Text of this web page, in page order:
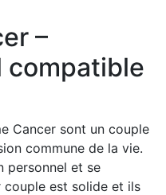
–
compatible
Cancer sont un couple
commune de la vie.
personnel et se
est solide et ils